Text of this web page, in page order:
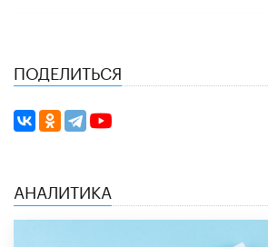
ПОДЕЛИТЬСЯ
АНАЛИТИКА